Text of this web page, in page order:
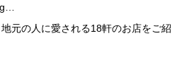
地元の人に愛される18軒のお店をご紹